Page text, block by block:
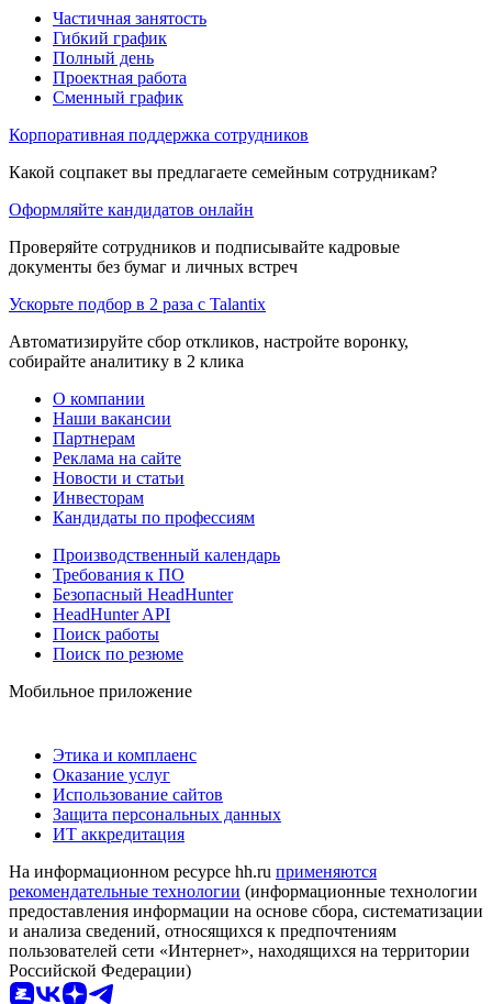
Частичная занятость
Гибкий график
Полный день
Проектная работа
Сменный график
Корпоративная поддержка сотрудников
Какой соцпакет вы предлагаете семейным сотрудникам?
Оформляйте кандидатов онлайн
Проверяйте сотрудников и подписывайте кадровые
документы без бумаг и личных встреч
Ускорьте подбор в 2 раза с Talantix
Автоматизируйте сбор откликов, настройте воронку,
собирайте аналитику в 2 клика
О компании
Наши вакансии
Партнерам
Реклама на сайте
Новости и статьи
Инвесторам
Кандидаты по профессиям
Производственный календарь
Требования к ПО
Безопасный HeadHunter
HeadHunter API
Поиск работы
Поиск по резюме
Мобильное приложение
Этика и комплаенс
Оказание услуг
Использование сайтов
Защита персональных данных
ИТ аккредитация
На информационном ресурсе hh.ru применяются
рекомендательные технологии (информационные технологии
предоставления информации на основе сбора, систематизации
и анализа сведений, относящихся к предпочтениям
пользователей сети «Интернет», находящихся на территории
Российской Федерации)